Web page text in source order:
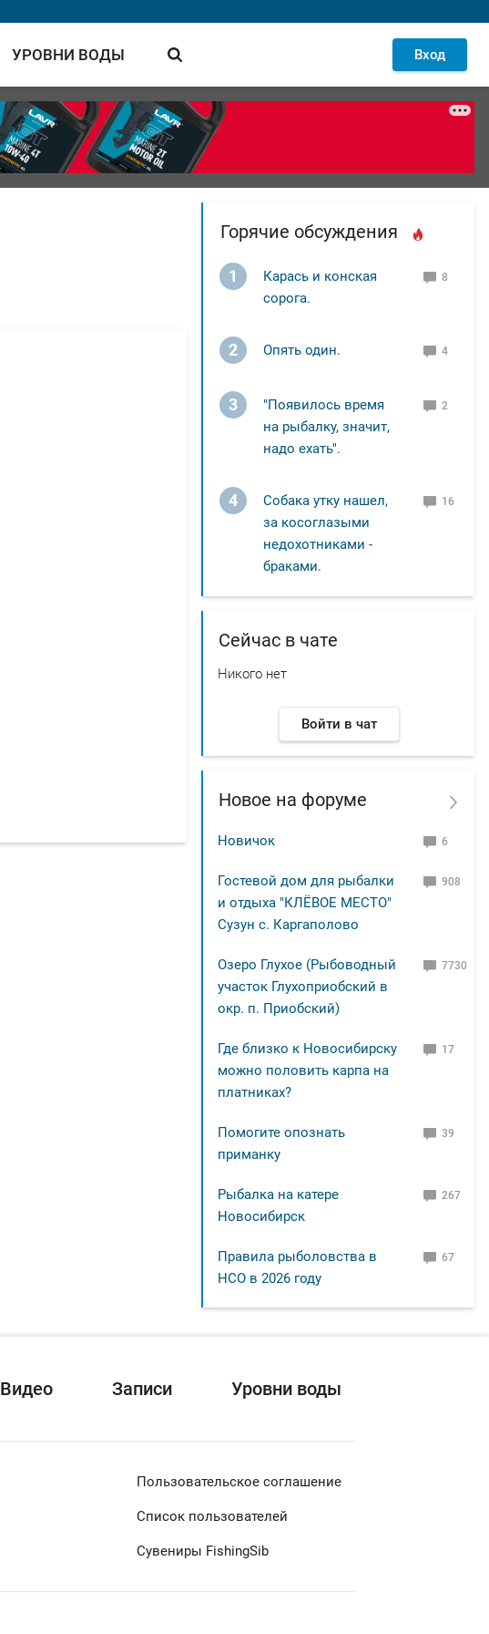
УРОВНИ ВОДЫ Вход
Горячие обсуждения
1
Карась и конская
сорога.
8
2 Опять один. 4
3
"Появилось время
на рыбалку, значит,
надо ехать".
2
4
Собака утку нашел,
за косоглазыми
недохотниками -
браками.
16
Сейчас в чате
Никого нет
Войти в чат
Новое на форуме
Новичок 6
Гостевой дом для рыбалки
и отдыха "КЛЁВОЕ МЕСТО"
Сузун с. Каргаполово
908
Озеро Глухое (Рыбоводный
участок Глухоприобский в
окр. п. Приобский)
7730
Где близко к Новосибирску
можно половить карпа на
платниках?
17
Помогите опознать
приманку
39
Рыбалка на катере
Новосибирск
267
Правила рыболовства в
НСО в 2026 году
67
Видео Записи Уровни воды
Пользовательское соглашение
Список пользователей
Сувениры FishingSib